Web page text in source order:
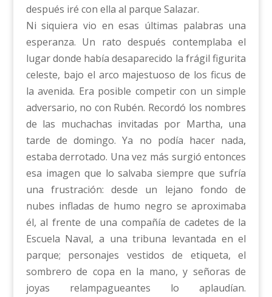
después iré con ella al parque Salazar.
Ni siquiera vio en esas últimas palabras una
esperanza. Un rato después contemplaba el
lugar donde había desaparecido la frágil figurita
celeste, bajo el arco majestuoso de los ficus de
la avenida. Era posible competir con un simple
adversario, no con Rubén. Recordó los nombres
de las muchachas invitadas por Martha, una
tarde de domingo. Ya no podía hacer nada,
estaba derrotado. Una vez más surgió entonces
esa imagen que lo salvaba siempre que sufría
una frustración: desde un lejano fondo de
nubes infladas de humo negro se aproximaba
él, al frente de una compañía de cadetes de la
Escuela Naval, a una tribuna levantada en el
parque; personajes vestidos de etiqueta, el
sombrero de copa en la mano, y señoras de
joyas relampagueantes lo aplaudían.